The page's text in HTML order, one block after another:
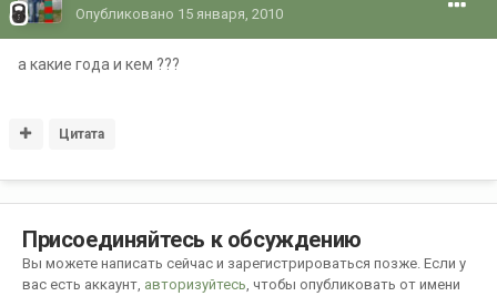
Опубликовано 15 января, 2010
а какие года и кем ???
Цитата
Присоединяйтесь к обсуждению
Вы можете написать сейчас и зарегистрироваться позже. Если у
вас есть аккаунт, авторизуйтесь, чтобы опубликовать от имени